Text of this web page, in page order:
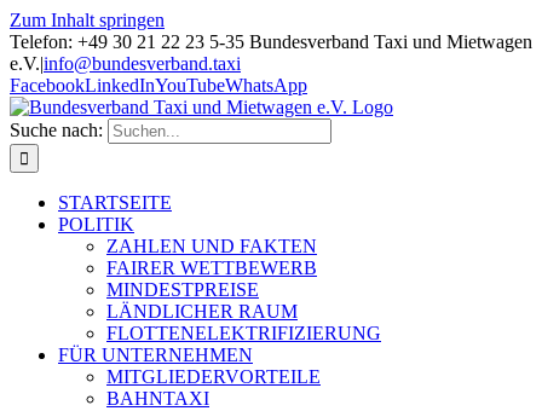
Zum Inhalt springen
Telefon: +49 30 21 22 23 5-35 Bundesverband Taxi und Mietwagen
e.V.|info@bundesverband.taxi
FacebookLinkedInYouTubeWhatsApp
Suche nach:
STARTSEITE
POLITIK
ZAHLEN UND FAKTEN
FAIRER WETTBEWERB
MINDESTPREISE
LÄNDLICHER RAUM
FLOTTENELEKTRIFIZIERUNG
FÜR UNTERNEHMEN
MITGLIEDERVORTEILE
BAHNTAXI